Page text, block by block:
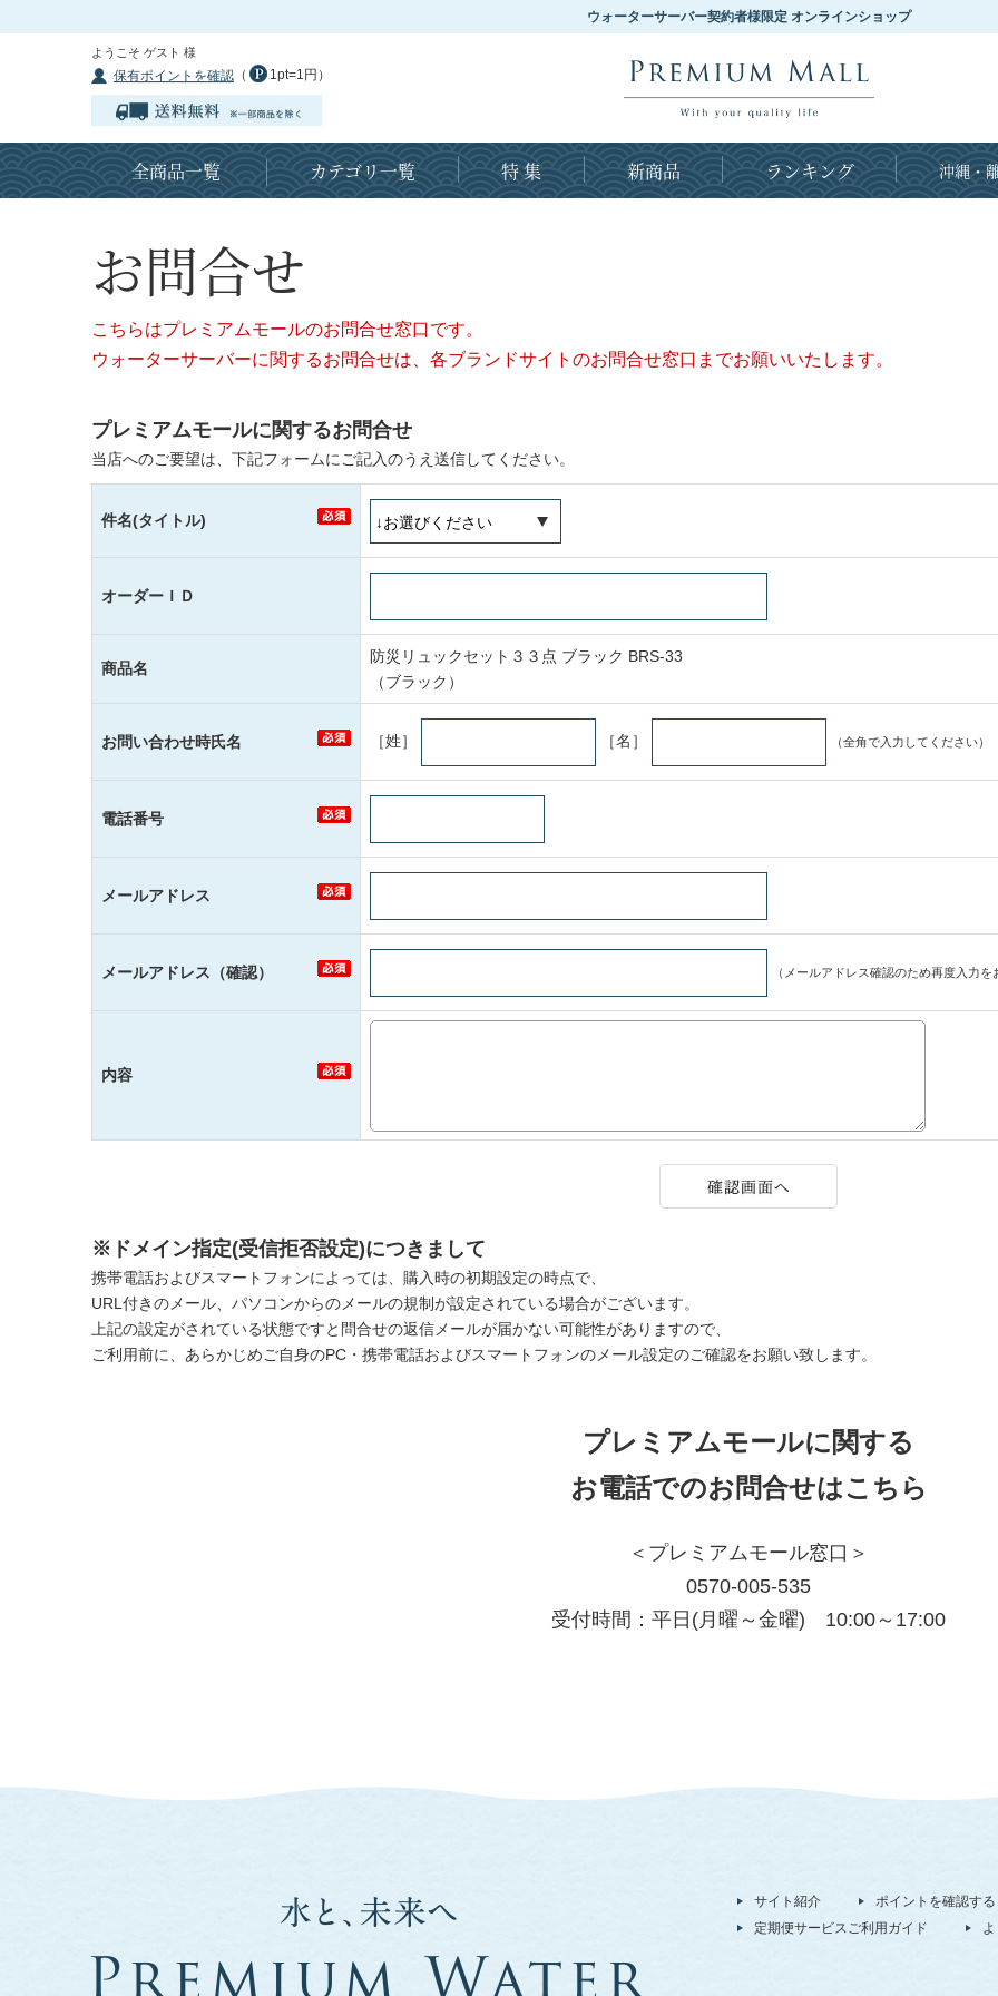
ウォーターサーバー契約者様限定 オンラインショップ
ようこそ ゲスト 様
保有ポイントを確認 （ 1pt=1円）
全商品一覧 カテゴリ一覧 特 集 新商品 ランキング 沖縄・
お問合せ
こちらはプレミアムモールのお問合せ窓口です。
ウォーターサーバーに関するお問合せは、各ブランドサイトのお問合せ窓口までお願いいたします。
プレミアムモールに関するお問合せ
当店へのご要望は、下記フォームにご記入のうえ送信してください。
件名(タイトル)
オーダーＩＤ
商品名
防災リュックセット３３点 ブラック BRS-33
（ブラック）
お問い合わせ時氏名 ［姓］ ［名］ （全角で入力してください）
電話番号
メールアドレス
メールアドレス（確認） （メールアドレス確認のため再度入力を
内容
※ドメイン指定(受信拒否設定)につきまして
携帯電話およびスマートフォンによっては、購入時の初期設定の時点で、
URL付きのメール、パソコンからのメールの規制が設定されている場合がございます。
上記の設定がされている状態ですと問合せの返信メールが届かない可能性がありますので、
ご利用前に、あらかじめご自身のPC・携帯電話およびスマートフォンのメール設定のご確認をお願い致します。
プレミアムモールに関する
お電話でのお問合せはこちら
＜プレミアムモール窓口＞
0570-005-535
受付時間：平日(月曜～金曜) 10:00～17:00
サイト紹介 ポイントを確認する
定期便サービスご利用ガイド